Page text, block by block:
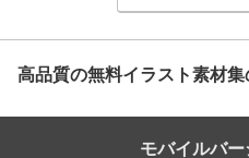
高品質の無料イラスト素材
モバイルバ